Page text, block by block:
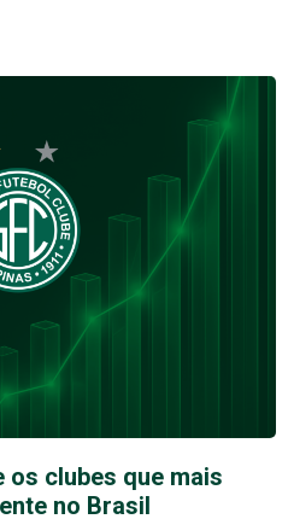
os clubes que mais
no Brasil